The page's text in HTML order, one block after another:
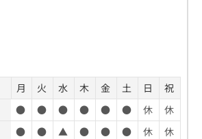
月 火 水 木 金 土 日
祝
● ● ● ● ● ● 休
休
● ● ▲ ● ● ● 休
休